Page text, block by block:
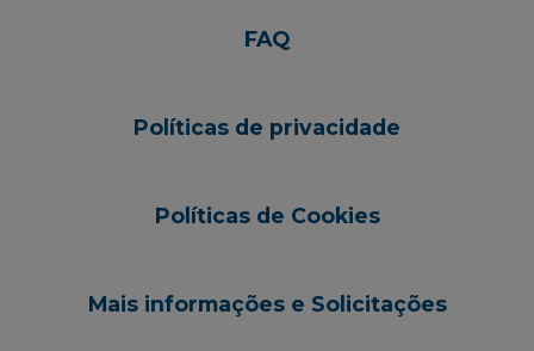
FAQ
Políticas de privacidade
Políticas de Cookies
Mais informações e Solicitações